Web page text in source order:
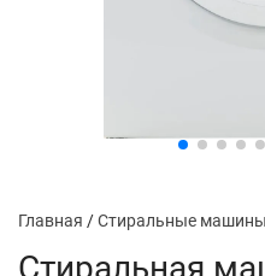
Главная /Стиральные машины